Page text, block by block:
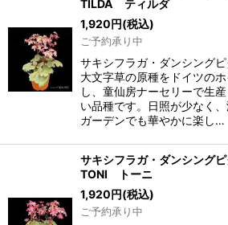
TILDA ティルダ
1,920円(税込)
ご予約承り中
サキシフラガ・ダンシング
大文字草の原種をドイツの
し、童仙房ナーセリーで生
い品種です。日照が少なく
ガーデンでも華やかに楽し…
サキシフラガ・ダンシング
TONI トーニ
1,920円(税込)
ご予約承り中